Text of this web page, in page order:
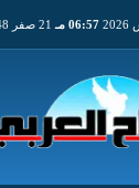
06:57 مـ 21 صفر 1448